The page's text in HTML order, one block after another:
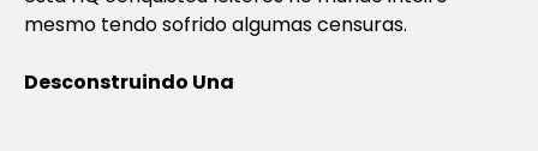
mesmo tendo sofrido algumas censuras.
Desconstruindo Una